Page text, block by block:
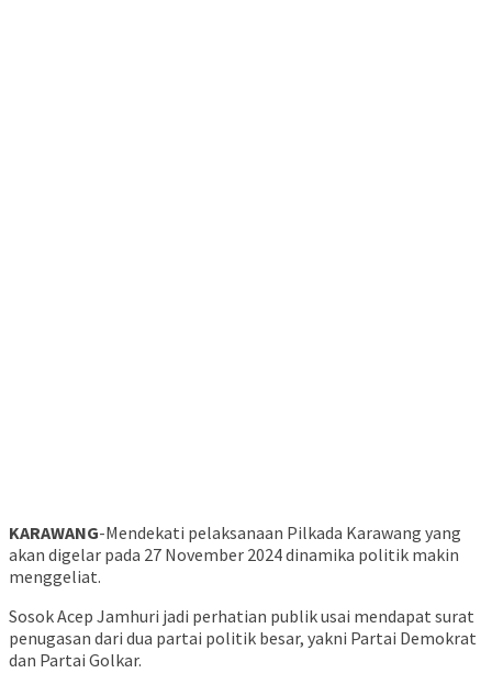
KARAWANG-Mendekati pelaksanaan Pilkada Karawang yang
akan digelar pada 27 November 2024 dinamika politik makin
menggeliat.
Sosok Acep Jamhuri jadi perhatian publik usai mendapat surat
penugasan dari dua partai politik besar, yakni Partai Demokrat
dan Partai Golkar.